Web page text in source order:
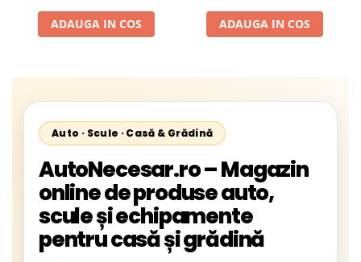
ADAUGA IN COS
Gardener, Eurotec, Makita,
Al-Ko, Ansamblu Complet
cu Membrana, Distanta
ADAUGA IN COS
Auto · Scule · Casă & Grădină
AutoNecesar.ro – Magazin
online de produse auto,
scule și echipamente
pentru casă și grădină